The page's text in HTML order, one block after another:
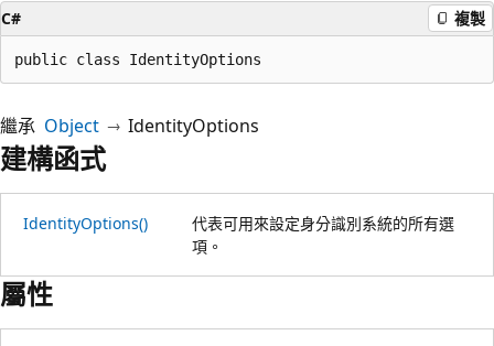
C# 複製
public class IdentityOptions
繼承 Object IdentityOptions
建構函式
IdentityOptions()
代表可用來設定身分識別系統的所有選
項。
屬性